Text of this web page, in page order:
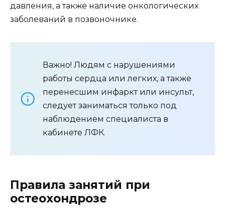
давления, а также наличие онкологических
заболеваний в позвоночнике.
Важно! Людям с нарушениями
работы сердца или легких, а также
перенесшим инфаркт или инсульт,
следует заниматься только под
наблюдением специалиста в
кабинете ЛФК.
Правила занятий при
остеохондрозе